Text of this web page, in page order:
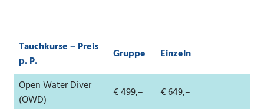
Tauchkurse – Preis
p. P.
Gruppe Einzeln
Open Water Diver
(OWD)
€ 499,– € 649,–